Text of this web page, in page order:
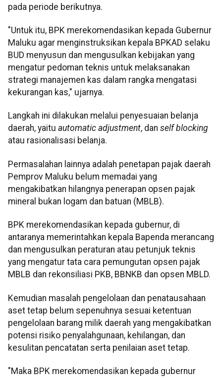
pada periode berikutnya.
"Untuk itu, BPK merekomendasikan kepada Gubernur
Maluku agar menginstruksikan kepala BPKAD selaku
BUD menyusun dan mengusulkan kebijakan yang
mengatur pedoman teknis untuk melaksanakan
strategi manajemen kas dalam rangka mengatasi
kekurangan kas," ujarnya.
Langkah ini dilakukan melalui penyesuaian belanja
daerah, yaitu automatic adjustment, dan self blocking
atau rasionalisasi belanja.
Permasalahan lainnya adalah penetapan pajak daerah
Pemprov Maluku belum memadai yang
mengakibatkan hilangnya penerapan opsen pajak
mineral bukan logam dan batuan (MBLB).
BPK merekomendasikan kepada gubernur, di
antaranya memerintahkan kepala Bapenda merancang
dan mengusulkan peraturan atau petunjuk teknis
yang mengatur tata cara pemungutan opsen pajak
MBLB dan rekonsiliasi PKB, BBNKB dan opsen MBLD.
Kemudian masalah pengelolaan dan penatausahaan
aset tetap belum sepenuhnya sesuai ketentuan
pengelolaan barang milik daerah yang mengakibatkan
potensi risiko penyalahgunaan, kehilangan, dan
kesulitan pencatatan serta penilaian aset tetap.
"Maka BPK merekomendasikan kepada gubernur